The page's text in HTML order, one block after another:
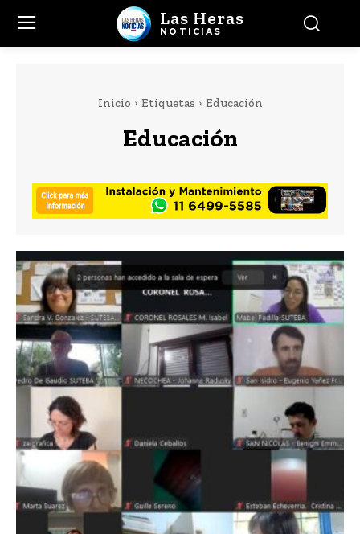
Las Heras
NOTICIAS
Inicio Etiquetas Educación
Educación